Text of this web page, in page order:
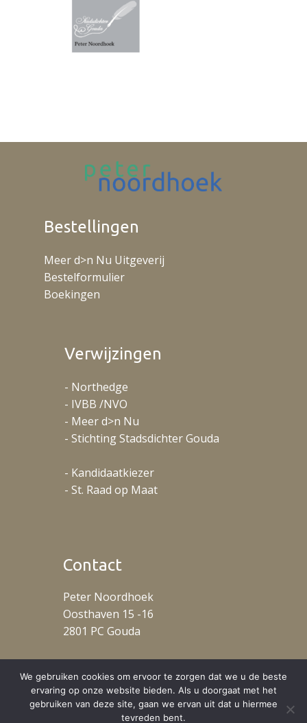
Bestellingen
Meer d>n Nu Uitgeverij
Bestelformulier
Boekingen
Verwijzingen
- Northedge
- IVBB /NVO
- Meer d>n Nu
- Stichting Stadsdichter Gouda
- Kandidaatkiezer
- St. Raad op Maat
Contact
Peter Noordhoek
Oosthaven 15 -16
2801 PC Gouda
We gebruiken cookies om ervoor te zorgen dat we u de beste
ervaring op onze website bieden. Als u doorgaat met het
gebruiken van deze site, gaan we ervan uit dat u hiermee
tevreden bent.